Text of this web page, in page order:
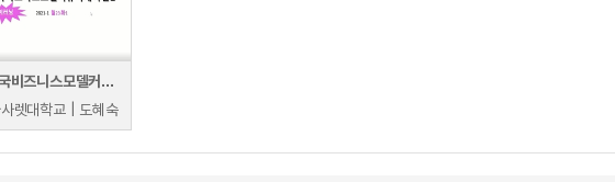
중국비즈니스모델커뮤니케이션
렛대학교 | 도혜숙